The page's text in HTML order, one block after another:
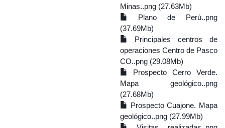
Minas..png (27.63Mb)
Plano de Perú..png
(37.69Mb)
Principales centros de
operaciones Centro de Pasco
CO..png (29.08Mb)
Prospecto Cerro Verde.
Mapa geológico..png
(27.68Mb)
Prospecto Cuajone. Mapa
geológico..png (27.99Mb)